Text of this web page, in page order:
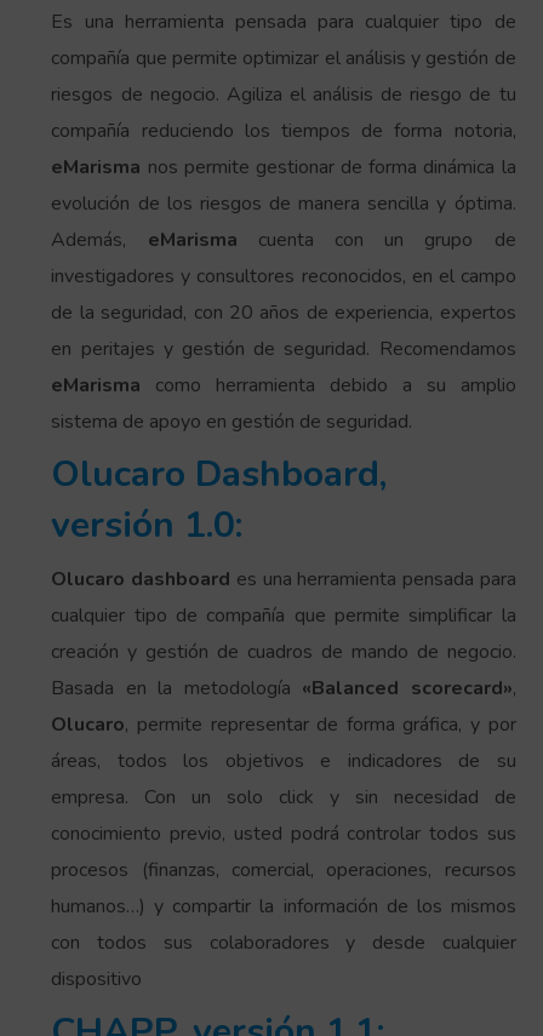
Es una herramienta pensada para cualquier tipo de
compañía que permite optimizar el análisis y gestión de
riesgos de negocio. Agiliza el análisis de riesgo de tu
compañía reduciendo los tiempos de forma notoria,
eMarisma nos permite gestionar de forma dinámica la
evolución de los riesgos de manera sencilla y óptima.
Además, eMarisma cuenta con un grupo de
investigadores y consultores reconocidos, en el campo
de la seguridad, con 20 años de experiencia, expertos
en peritajes y gestión de seguridad. Recomendamos
eMarisma como herramienta debido a su amplio
sistema de apoyo en gestión de seguridad.
Olucaro Dashboard,
versión 1.0:
Olucaro dashboard es una herramienta pensada para
cualquier tipo de compañía que permite simplificar la
creación y gestión de cuadros de mando de negocio.
Basada en la metodología «Balanced scorecard»,
Olucaro, permite representar de forma gráfica, y por
áreas, todos los objetivos e indicadores de su
empresa. Con un solo click y sin necesidad de
conocimiento previo, usted podrá controlar todos sus
procesos (finanzas, comercial, operaciones, recursos
humanos…) y compartir la información de los mismos
con todos sus colaboradores y desde cualquier
dispositivo